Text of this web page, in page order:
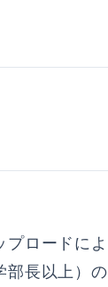
ロードによ
部長以上）の